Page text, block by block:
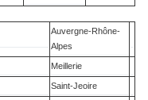
Auvergne-Rhône-
Alpes
Meillerie
Saint-Jeoire